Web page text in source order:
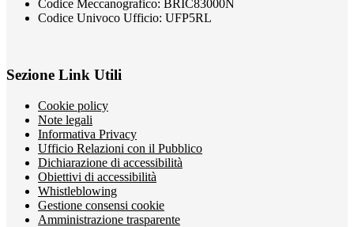
Codice Meccanografico: BRIC83000N
Codice Univoco Ufficio: UFP5RL
Sezione Link Utili
Cookie policy
Note legali
Informativa Privacy
Ufficio Relazioni con il Pubblico
Dichiarazione di accessibilità
Obiettivi di accessibilità
Whistleblowing
Gestione consensi cookie
Amministrazione trasparente